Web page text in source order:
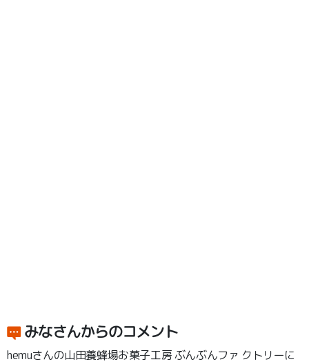
みなさんからのコメント
hemuさんの山田養蜂場お菓子工房 ぶんぶんファ クトリーに